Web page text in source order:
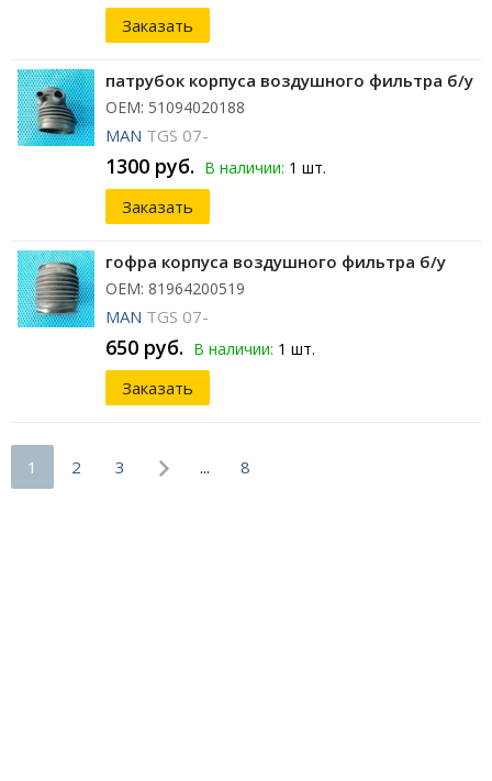
Заказать
патрубок корпуса воздушного фильтра б/у
ОЕМ: 51094020188
MAN TGS 07-
1300 руб. В наличии: 1 шт.
Заказать
гофра корпуса воздушного фильтра б/у
ОЕМ: 81964200519
MAN TGS 07-
650 руб. В наличии: 1 шт.
Заказать
1 2 3 ... 8